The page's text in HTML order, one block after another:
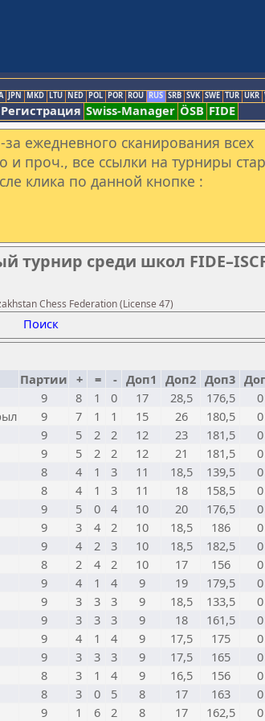
JPN MKD LTU NED POL POR ROU RUS SRB SVK SWE TUR UKR
Swiss-Manager ÖSB FIDE
ежедневного сканирования всех
и проч., все ссылки на турниры
клика по данной кнопке :
турнир среди школ
Chess Federation (License 47)
Поиск
Партии + = - Доп1 Доп2 Доп3
9 8 1 0 17 28,5 176,5
0
9 7 1 1 15 26 180,5
0
9 5 2 2 12 23 181,5
0
9 5 2 2 12 21 181,5
0
8 4 1 3 11 18,5 139,5
0
8 4 1 3 11 18 158,5
0
9 5 0 4 10 20 176,5
0
9 3 4 2 10 18,5 186
0
9 4 2 3 10 18,5 182,5
0
8 2 4 2 10 17 156
0
9 4 1 4 9 19 179,5
0
9 3 3 3 9 18,5 133,5
0
9 3 3 3 9 18 161,5
0
9 4 1 4 9 17,5 175
0
9 3 3 3 9 17,5 165
0
8 3 1 4 9 16,5 156
0
8 3 0 5 8 17 163
0
9 1 6 2 8 17 162,5 0